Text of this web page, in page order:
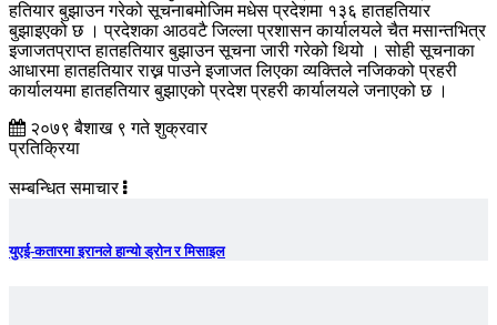
हतियार बुझाउन गरेको सूचनाबमोजिम मधेस प्रदेशमा १३६ हातहतियार
बुझाइएको छ । प्रदेशका आठवटै जिल्ला प्रशासन कार्यालयले चैत मसान्तभित्र
इजाजतप्राप्त हातहतियार बुझाउन सूचना जारी गरेको थियो । सोही सूचनाका
आधारमा हातहतियार राख्न पाउने इजाजत लिएका व्यक्तिले नजिकको प्रहरी
कार्यालयमा हातहतियार बुझाएको प्रदेश प्रहरी कार्यालयले जनाएको छ ।
२०७९ बैशाख ९ गते शुक्रवार
प्रतिक्रिया
सम्बन्धित समाचार
युएई-कतारमा इरानले हान्यो ड्रोन र मिसाइल